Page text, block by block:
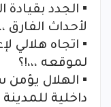
▪︎ الجدد بقيادة
لأحداث الفارق ،،
▪︎ اتجاه هلالي
لموقعه ،،،!؟
▪︎ الهلال
داخلية للمدينة